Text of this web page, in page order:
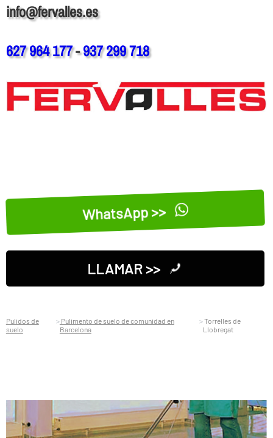
info@fervalles.es
627 964 177-937 299 718
WhatsApp >>
LLAMAR >>
Pulidos de
suelo
Pulimento de suelo de comunidad en
Barcelona
Torrelles de
Llobregat